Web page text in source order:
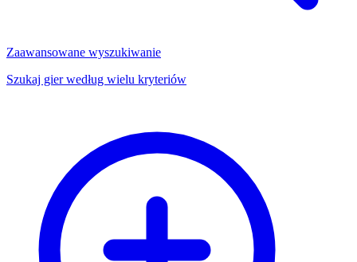
Zaawansowane wyszukiwanie
Szukaj gier według wielu kryteriów